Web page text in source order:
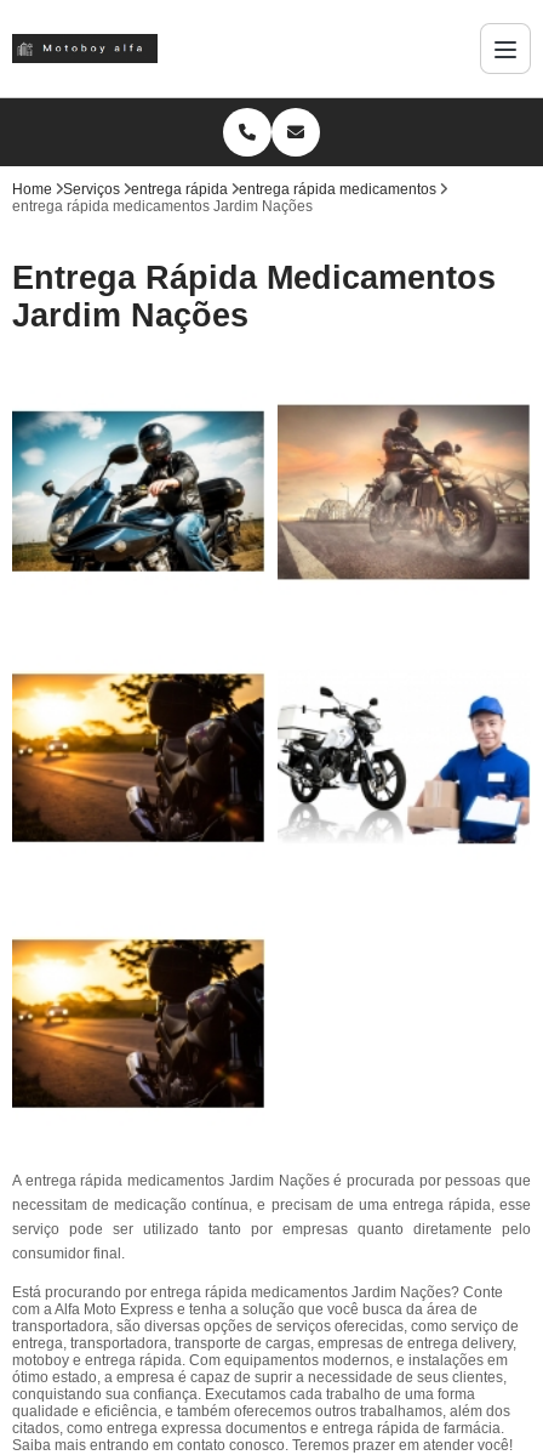
Home Serviços entrega rápida
entrega rápida medicamentos
entrega rápida medicamentos Jardim Nações
Entrega Rápida Medicamentos
Jardim Nações
A entrega rápida medicamentos Jardim Nações é procurada por pessoas que
necessitam de medicação contínua, e precisam de uma entrega rápida, esse
serviço pode ser utilizado tanto por empresas quanto diretamente pelo
consumidor final.
Está procurando por entrega rápida medicamentos Jardim Nações? Conte
com a Alfa Moto Express e tenha a solução que você busca da área de
transportadora, são diversas opções de serviços oferecidas, como serviço de
entrega, transportadora, transporte de cargas, empresas de entrega delivery,
motoboy e entrega rápida. Com equipamentos modernos, e instalações em
ótimo estado, a empresa é capaz de suprir a necessidade de seus clientes,
conquistando sua confiança. Executamos cada trabalho de uma forma
qualidade e eficiência, e também oferecemos outros trabalhamos, além dos
citados, como entrega expressa documentos e entrega rápida de farmácia.
Saiba mais entrando em contato conosco. Teremos prazer em atender você!